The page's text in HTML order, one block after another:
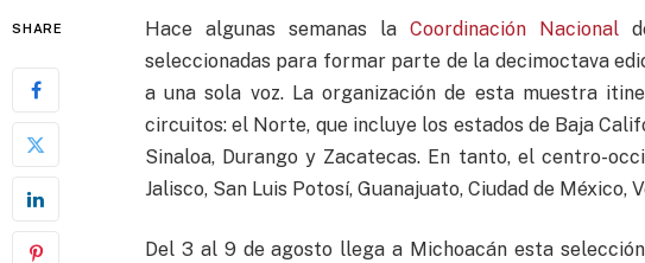
SHARE Hace algunas semanas la Coordinación Nacional
seleccionadas para formar parte de la decimoctava
a una sola voz. La organización de esta muestra
circuitos: el Norte, que incluye los estados de Baja
Sinaloa, Durango y Zacatecas. En tanto, el centro-
Jalisco, San Luis Potosí, Guanajuato, Ciudad de México,
Del 3 al 9 de agosto llega a Michoacán esta